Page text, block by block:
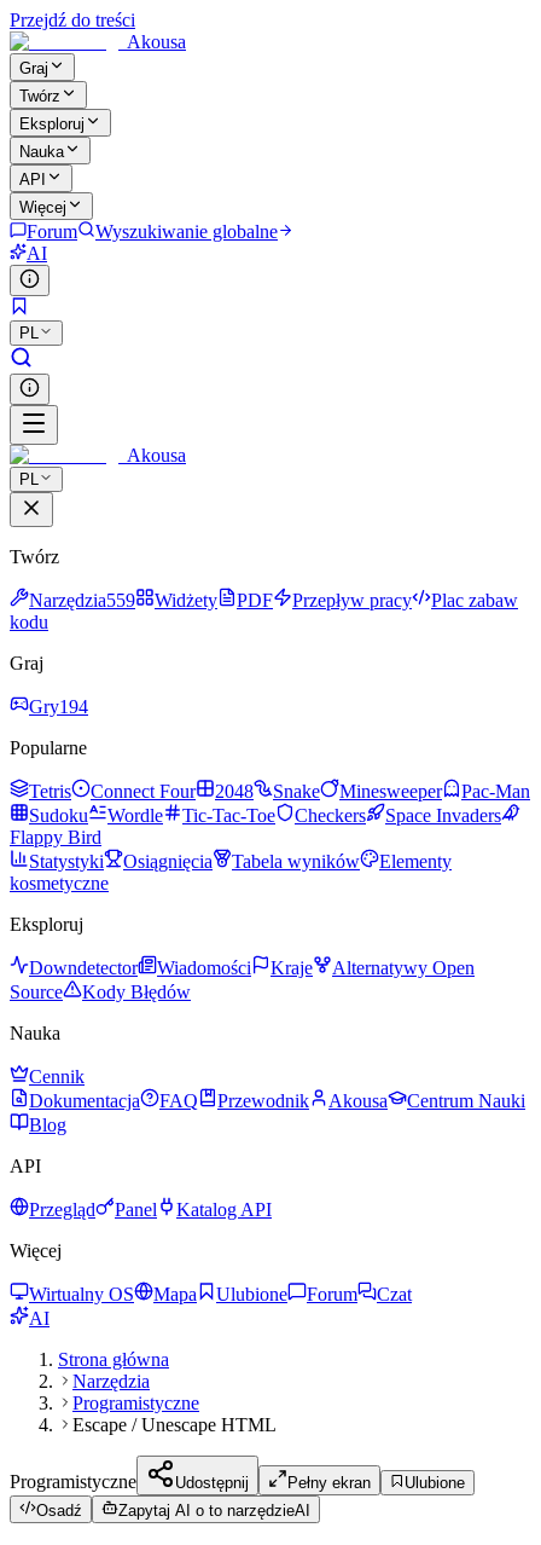
Przejdź do treści
Akousa
Graj
Twórz
Eksploruj
Nauka
API
Więcej
Forum
Wyszukiwanie globalne
AI
PL
Akousa
PL
Twórz
Narzędzia559 Widżety PDF Przepływ pracy
Plac zabaw
kodu
Graj
Gry194
Popularne
Tetris Connect Four 2048 Snake Minesweeper
Pac-Man
Sudoku
Wordle Tic-Tac-Toe Checkers
Space Invaders
Flappy Bird
Statystyki
Osiągnięcia Tabela wyników
Elementy
kosmetyczne
Eksploruj
Downdetector Wiadomości Kraje
Alternatywy Open
Source
Kody Błędów
Nauka
Cennik
Dokumentacja
FAQ Przewodnik Akousa
Centrum Nauki
Blog
API
Przegląd Panel
Katalog API
Więcej
Wirtualny OS Mapa Ulubione Forum
Czat
AI
Strona główna
Narzędzia
Programistyczne
Escape / Unescape HTML
Programistyczne Udostępnij Pełny ekran
Ulubione
Osadź
Zapytaj AI o to narzędzieAI